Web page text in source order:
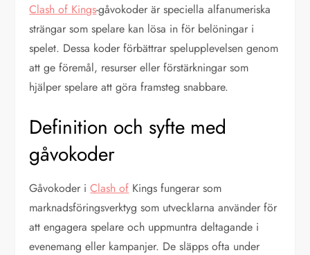
Clash of Kings-gåvokoder är speciella alfanumeriska
strängar som spelare kan lösa in för belöningar i
spelet. Dessa koder förbättrar spelupplevelsen genom
att ge föremål, resurser eller förstärkningar som
hjälper spelare att göra framsteg snabbare.
Definition och syfte med
gåvokoder
Gåvokoder iClash of Kings fungerar som
marknadsföringsverktyg som utvecklarna använder för
att engagera spelare och uppmuntra deltagande i
evenemang eller kampanjer. De släpps ofta under